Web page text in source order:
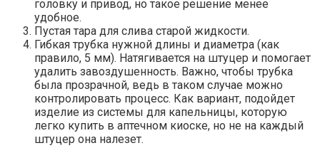
головку и привод, но такое решение менее
удобное.
Пустая тара для слива старой жидкости.
Гибкая трубка нужной длины и диаметра (как
правило, 5 мм). Натягивается на штуцер и помогает
удалить завоздушенность. Важно, чтобы трубка
была прозрачной, ведь в таком случае можно
контролировать процесс. Как вариант, подойдет
изделие из системы для капельницы, которую
легко купить в аптечном киоске, но не на каждый
штуцер она налезет.